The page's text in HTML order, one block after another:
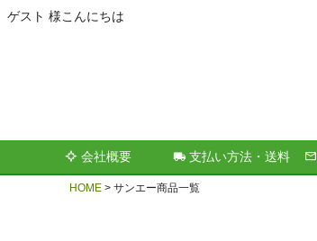
ゲスト 様こんにちは
会社概要 支払い方法・送料
HOME サンエー商品一覧